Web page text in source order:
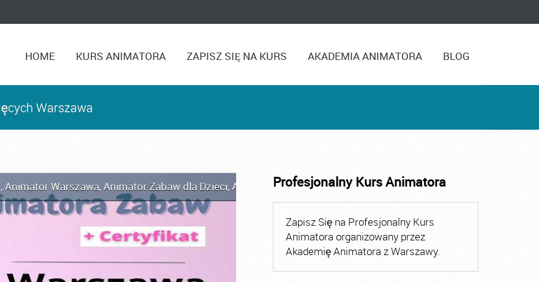
HOME KURS ANIMATORA ZAPISZ SIĘ NA KURS AKADEMIA ANIMATORA BLOG
Warszawa
,Animator Warszawa,Animator Zabaw dla Dzieci,Animator Zabaw Warszawa,Kurs Animatora,Kurs Animatora
Profesjonalny Kurs Animatora
Zapisz Się na Profesjonalny Kurs
Animatora organizowany przez
Akademię Animatora z Warszawy.